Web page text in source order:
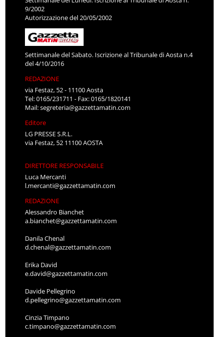
9/2002
Autorizzazione del 20/05/2002
Settimanale del Sabato. Iscrizione al Tribunale di Aosta n.4
del 4/10/2016
REDAZIONE
via Festaz, 52 - 11100 Aosta
Tel: 0165/231711 - Fax: 0165/1820141
Mail:segreteria@gazzettamatin.com
Editore
LG PRESSE S.R.L.
via Festaz, 52 11100 AOSTA
DIRETTORE RESPONSABILE
Luca Mercanti
l.mercanti@gazzettamatin.com
REDAZIONE
Alessandro Bianchet
a.bianchet@gazzettamatin.com
Danila Chenal
d.chenal@gazzettamatin.com
Erika David
e.david@gazzettamatin.com
Davide Pellegrino
d.pellegrino@gazzettamatin.com
Cinzia Timpano
c.timpano@gazzettamatin.com